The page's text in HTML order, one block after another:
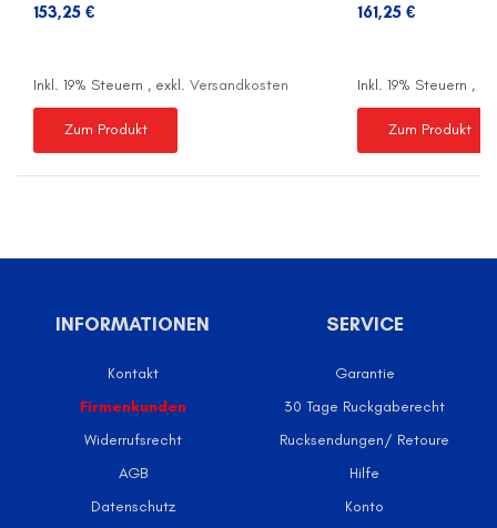
153,25 €
Inkl. 19% Steuern , exkl. Versandkosten
Zum Produkt
161,25 €
Inkl. 19% Steuern ,
Zum Produkt
INFORMATIONEN
Kontakt
Firmenkunden
Widerrufsrecht
AGB
Datenschutz
SERVICE
Garantie
30 Tage Ruckgaberecht
Rucksendungen/ Retoure
Hilfe
Konto